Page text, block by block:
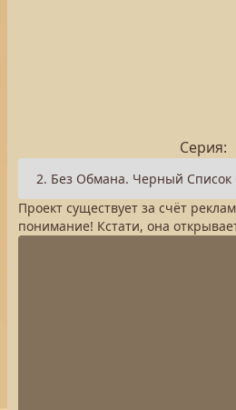
Серия:
Проект существует за счёт
понимание! Кстати, она